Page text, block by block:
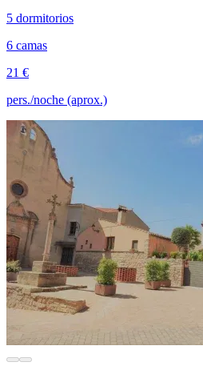
5 dormitorios
6 camas
21 €
pers./noche (aprox.)